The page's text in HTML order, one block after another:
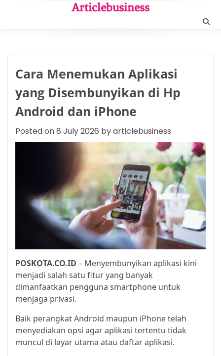
Articlebusiness
Cara Menemukan Aplikasi
yang Disembunyikan di Hp
Android dan iPhone
Posted on8 July 2026 byarticlebusiness
POSKOTA.CO.ID – Menyembunyikan aplikasi kini
menjadi salah satu fitur yang banyak
dimanfaatkan pengguna smartphone untuk
menjaga privasi.
Baik perangkat Android maupun iPhone telah
menyediakan opsi agar aplikasi tertentu tidak
muncul di layar utama atau daftar aplikasi.